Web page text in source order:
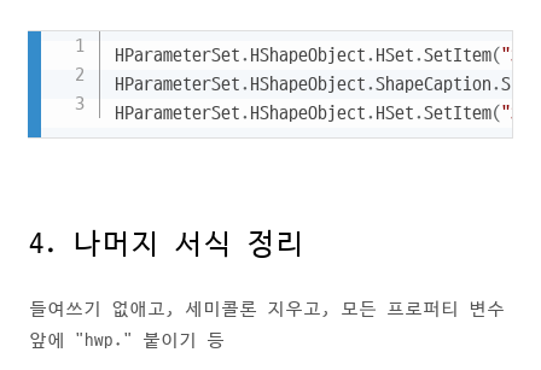
HParameterSet. HShapeObject. HSet.SetItem(
HParameterSet. HShapeObject.ShapeCaption.
HParameterSet. HShapeObject. HSet.SetItem(
Copy
4. 나머지 서식 정리
들여쓰기 없애고, 세미콜론 지우고, 모든 프로퍼티 변수
앞에 "hwp." 붙이기 등